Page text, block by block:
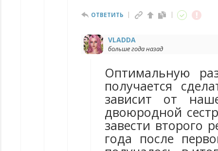
ОТВЕТИТЬ
VLADDA
больше года назад
Оптимальную
получается
зависит от
двоюродной
завести второго
года после